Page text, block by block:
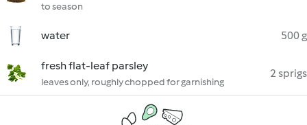
to season
water 500 g
fresh flat-leaf parsley
leaves only, roughly chopped for garnishing
2 sprigs